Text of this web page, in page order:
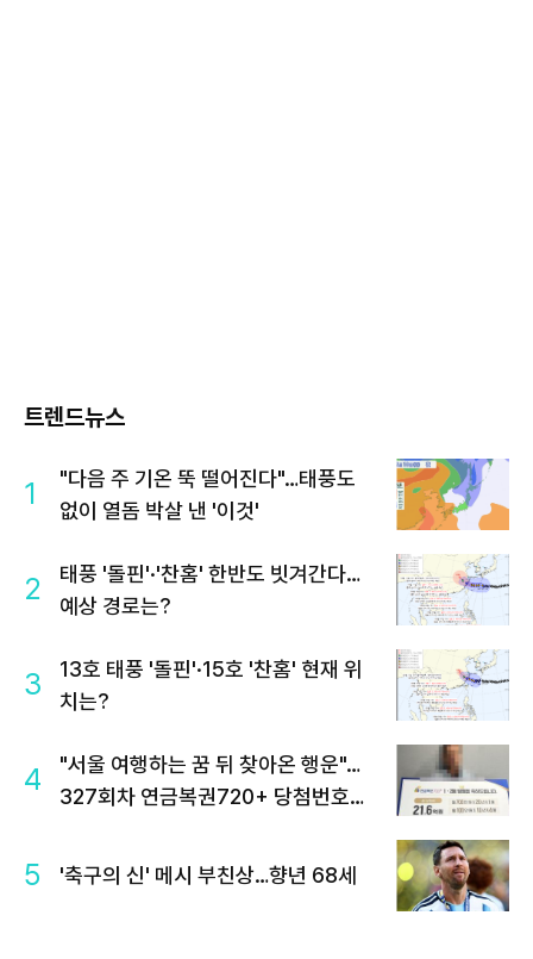
트렌드뉴스
1
"다음 주 기온 뚝 떨어진다"…태풍도
없이 열돔 박살 낸 '이것'
2
태풍 '돌핀'·'찬홈' 한반도 빗겨간다…
예상 경로는?
3
13호 태풍 '돌핀'·15호 '찬홈' 현재 위
치는?
4
"서울 여행하는 꿈 뒤 찾아온 행운"…
327회차 연금복권720+ 당첨번호조
5 '축구의 신' 메시 부친상…향년 68세